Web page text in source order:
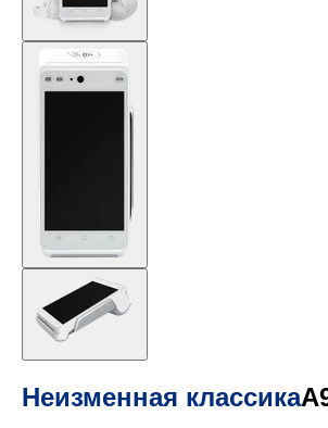
Неизменная классика